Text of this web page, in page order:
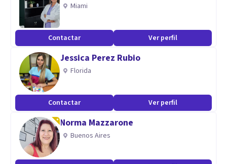
Miami
Contactar Ver perfil
Jessica Perez Rubio
Florida
Contactar Ver perfil
Norma Mazzarone
Buenos Aires